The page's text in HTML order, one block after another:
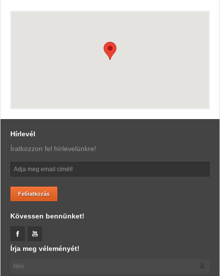
Hírlevél
Íratkozzon fel hírlevelünkre!
Kövessen bennünket!
Írja meg véleményét!